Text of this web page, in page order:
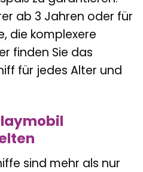
ab 3 Jahren oder für
die komplexere
finden Sie das
für jedes Alter und
sind mehr als nur